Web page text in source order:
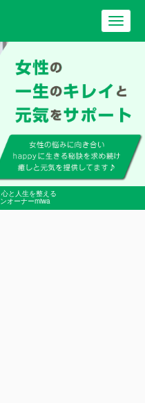
と人生を整える
オーナーmiwa